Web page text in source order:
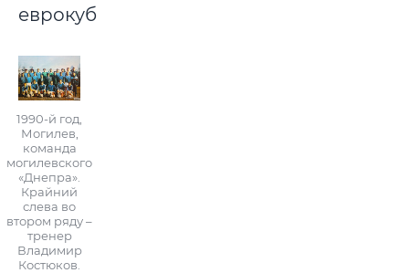
еврокубках.
1990-й год,
Могилев,
команда
могилевского
«Днепра».
Крайний
слева во
втором ряду –
тренер
Владимир
Костюков.